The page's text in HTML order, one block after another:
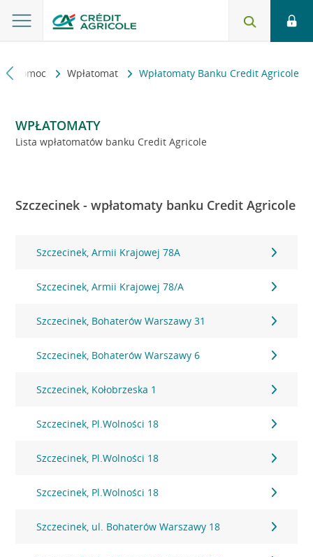
i pomoc Wpłatomat Wpłatomaty Banku Credit Agricole
WPŁATOMATY
Lista wpłatomatów banku Credit Agricole
Szczecinek - wpłatomaty banku Credit Agricole
Szczecinek, Armii Krajowej 78A
Szczecinek, Armii Krajowej 78/A
Szczecinek, Bohaterów Warszawy 31
Szczecinek, Bohaterów Warszawy 6
Szczecinek, Kołobrzeska 1
Szczecinek, Pl.Wolności 18
Szczecinek, Pl.Wolności 18
Szczecinek, Pl.Wolności 18
Szczecinek, ul. Bohaterów Warszawy 18